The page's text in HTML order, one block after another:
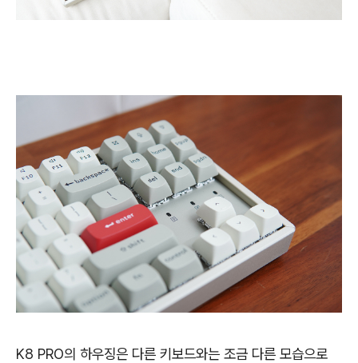
K8 PRO의 하우징은 다른 키보드와는 조금 다른 모습으로